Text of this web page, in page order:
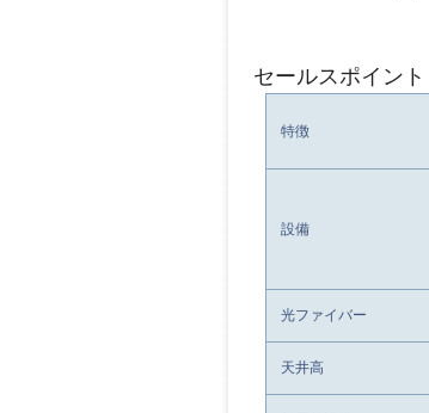
セールスポイント
特徴
設備
光ファイバー
天井高